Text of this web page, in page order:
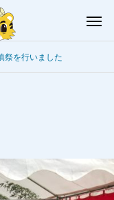
祭を行いました